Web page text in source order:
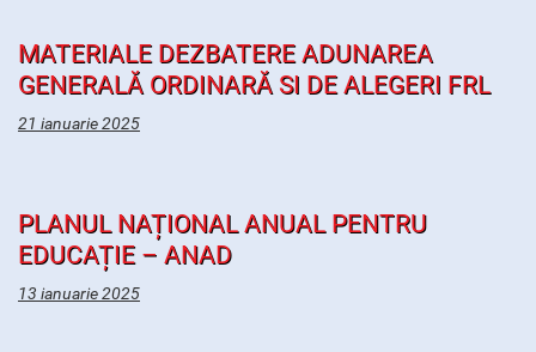
MATERIALE DEZBATERE ADUNAREA
GENERALĂ ORDINARĂ SI DE ALEGERI FRL
21 ianuarie 2025
PLANUL NAȚIONAL ANUAL PENTRU
EDUCAȚIE – ANAD
13 ianuarie 2025